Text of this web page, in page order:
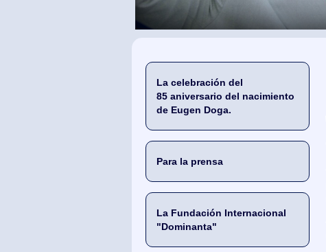
La celebración del
85 aniversario del nacimiento
de Eugen Doga.
Para la prensa
La Fundación Internacional
"Dominanta"